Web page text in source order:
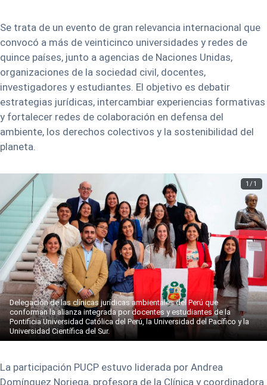
Se trata de un evento de gran relevancia internacional que
convocó a más de veinticinco universidades y redes de
quince países, junto a agencias de Naciones Unidas,
organizaciones de la sociedad civil, docentes,
investigadores y estudiantes. El objetivo es debatir
estrategias jurídicas, intercambiar experiencias formativas
y fortalecer redes de colaboración en defensa del
ambiente, los derechos colectivos y la sostenibilidad del
planeta.
1/1
Delegación de las clínicas jurídicas ambientales del Perú que
conforman la alianza integrada por docentes y estudiantes de la
Pontificia Universidad Católica del Perú, la Universidad del Pacífico y la
Universidad Científica del Sur.
La participación PUCP estuvo liderada por Andrea
Domínguez Noriega, profesora de la Clínica y coordinadora